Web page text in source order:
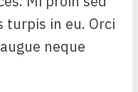
turpis in eu. Orci
neque